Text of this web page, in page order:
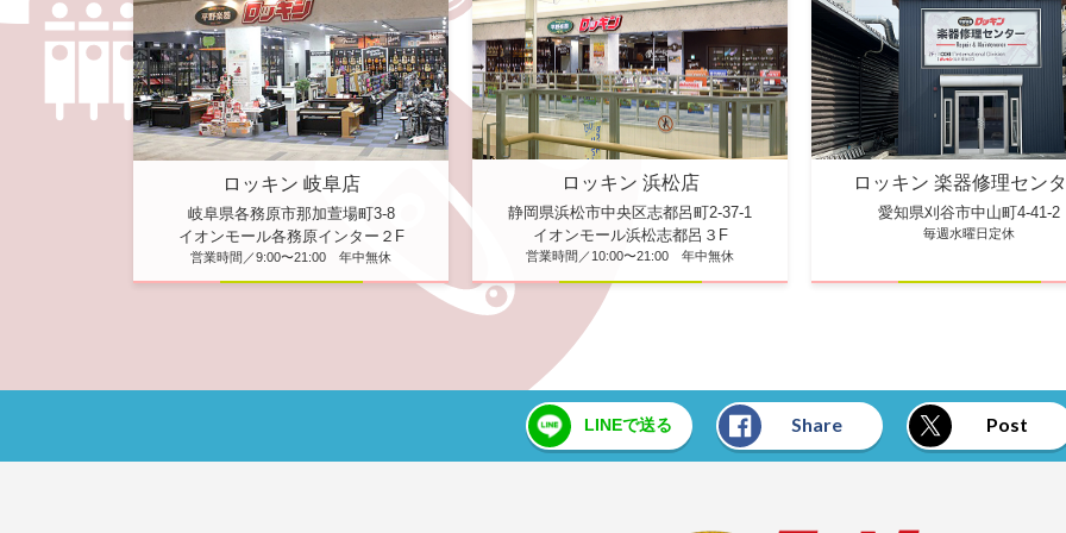
ロッキン 岐阜店
岐阜県各務原市那加萱場町3-8
イオンモール各務原インター２F
営業時間／9:00〜21:00 年中無休
ロッキン 浜松店
静岡県浜松市中央区志都呂町2-37-1
イオンモール浜松志都呂３F
営業時間／10:00〜21:00 年中無休
ロッキン 楽器修理セン
愛知県刈谷市中山町4-41-2
毎週水曜日定休
LINEで送る Share Post